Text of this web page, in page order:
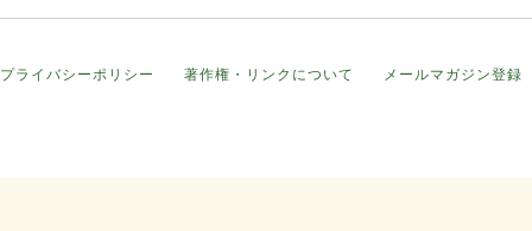
プライバシーポリシー 著作権・リンクについて メールマガジン登録